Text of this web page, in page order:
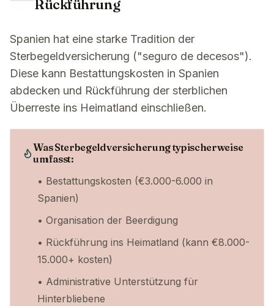
Rückführung
Spanien hat eine starke Tradition der
Sterbegeldversicherung ("seguro de decesos").
Diese kann Bestattungskosten in Spanien
abdecken und Rückführung der sterblichen
Überreste ins Heimatland einschließen.
Was Sterbegeldversicherung typischerweise
umfasst:
• Bestattungskosten (€3.000-6.000 in
Spanien)
• Organisation der Beerdigung
• Rückführung ins Heimatland (kann €8.000-
15.000+ kosten)
• Administrative Unterstützung für
Hinterbliebene